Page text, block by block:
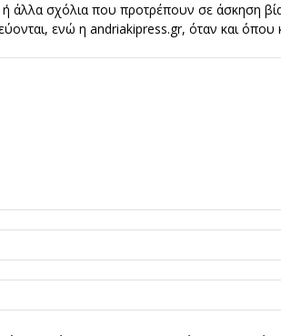
ή άλλα σχόλια που προτρέπουν σε άσκηση
ενώ η andriakipress.gr, όταν και όπου